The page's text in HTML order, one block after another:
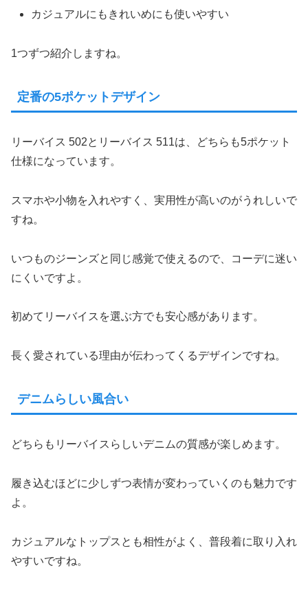
カジュアルにもきれいめにも使いやすい
1つずつ紹介しますね。
定番の5ポケットデザイン
リーバイス 502とリーバイス 511は、どちらも5ポケット
仕様になっています。
スマホや小物を入れやすく、実用性が高いのがうれしいで
すね。
いつものジーンズと同じ感覚で使えるので、コーデに迷い
にくいですよ。
初めてリーバイスを選ぶ方でも安心感があります。
長く愛されている理由が伝わってくるデザインですね。
デニムらしい風合い
どちらもリーバイスらしいデニムの質感が楽しめます。
履き込むほどに少しずつ表情が変わっていくのも魅力です
よ。
カジュアルなトップスとも相性がよく、普段着に取り入れ
やすいですね。